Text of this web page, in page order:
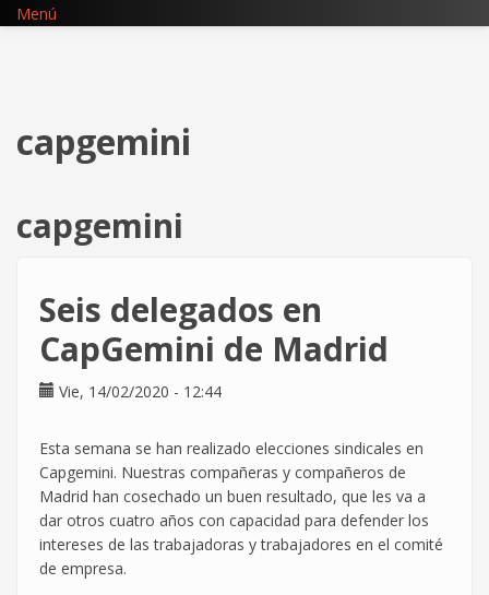
Pasar
Menú
capgemini
capgemini
Seis delegados en
CapGemini de Madrid
Vie, 14/02/2020 - 12:44
Esta semana se han realizado elecciones sindicales en
Capgemini. Nuestras compañeras y compañeros de
Madrid han cosechado un buen resultado, que les va a
dar otros cuatro años con capacidad para defender los
intereses de las trabajadoras y trabajadores en el comité
de empresa.